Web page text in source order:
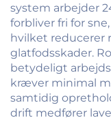
system arbejder
forbliver fri for
hvilket reducerer
glatfodsskader.
betydeligt
kræver minimal
samtidig
drift medfører